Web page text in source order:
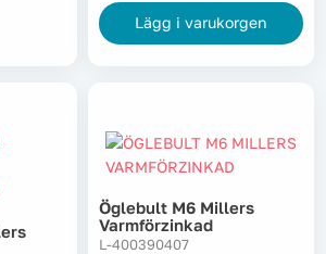
Lägg i varukorgen
Öglebult M6 Millers
Varmförzinkad
L-400390407